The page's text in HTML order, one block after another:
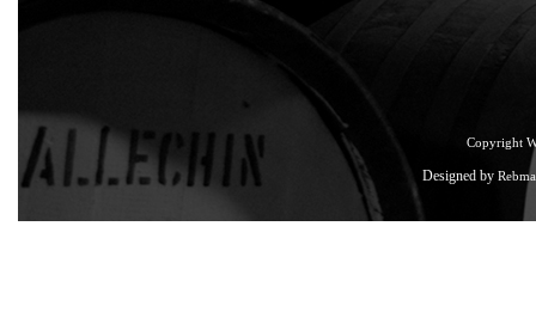
Copyright
Designed by Rebma